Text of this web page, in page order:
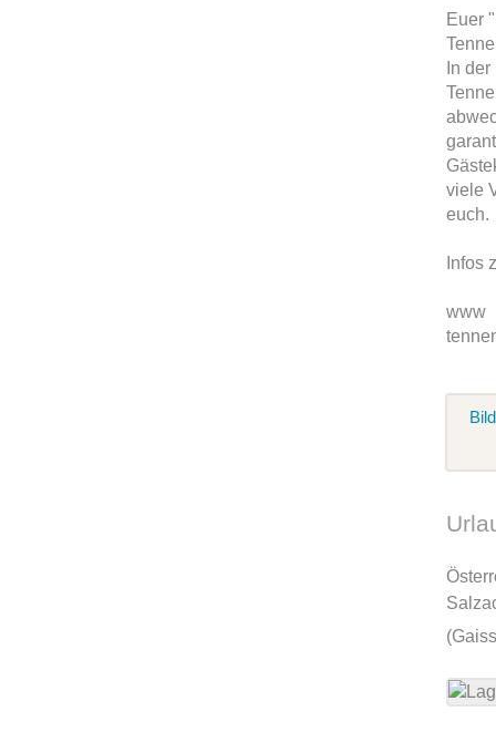
Euer
In
viele
euch.
Infos
www